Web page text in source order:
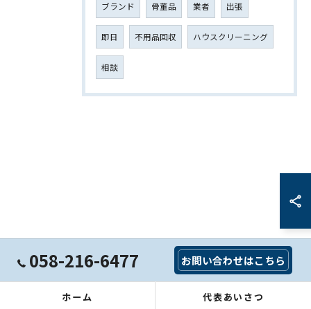
ブランド 骨董品 業者 出張
即日 不用品回収 ハウスクリーニング
相談
058-216-6477 お問い合わせはこちら
ホーム 代表あいさつ